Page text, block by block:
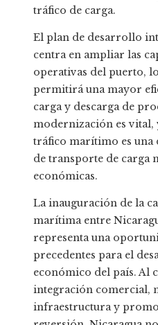
tráfico de carga.
El plan de desarrollo
centra en ampliar las
operativas del puerto,
permitirá una mayor
carga y descarga de
modernización es vital,
tráfico marítimo es una
de transporte de carga
económicas.
La inauguración de la
marítima entre
representa una
precedentes para el
económico del país. Al
integración comercial,
infraestructura y